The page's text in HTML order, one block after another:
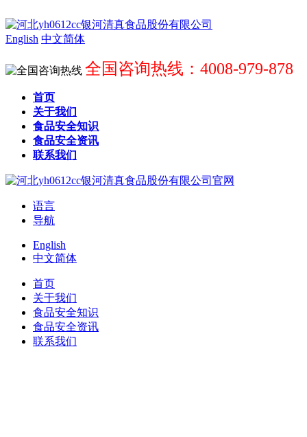
English 中文简体
全国咨询热线：4008-979-878
首页
关于我们
食品安全知识
食品安全资讯
联系我们
语言
导航
English
中文简体
首页
关于我们
食品安全知识
食品安全资讯
联系我们